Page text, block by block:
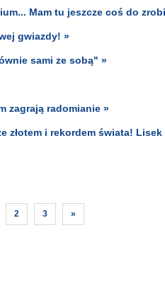
Mam tu jeszcze coś do
gwiazdy! »
sami ze sobą" »
zagrają radomianie »
złotem i rekordem świata!
2 3 »